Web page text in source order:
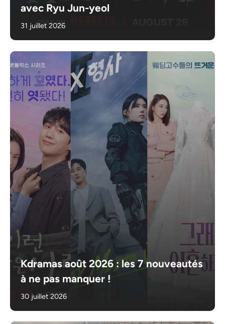
avec Ryu Jun-yeol
31 juillet 2026
Kdramas août 2026 : les 7 nouveautés
à ne pas manquer !
30 juillet 2026